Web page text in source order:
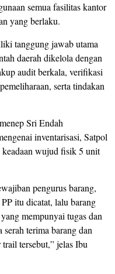
semua fasilitas kantor
yang berlaku.
tanggung jawab utama
daerah dikelola dengan
audit berkala, verifikasi
serta tindakan
Sri Endah
inventarisasi, Satpol
wujud fisik 5 unit
pengurus barang,
itu dicatat, lalu barang
mempunyai tugas dan
terima barang dan
tersebut,” jelas Ibu